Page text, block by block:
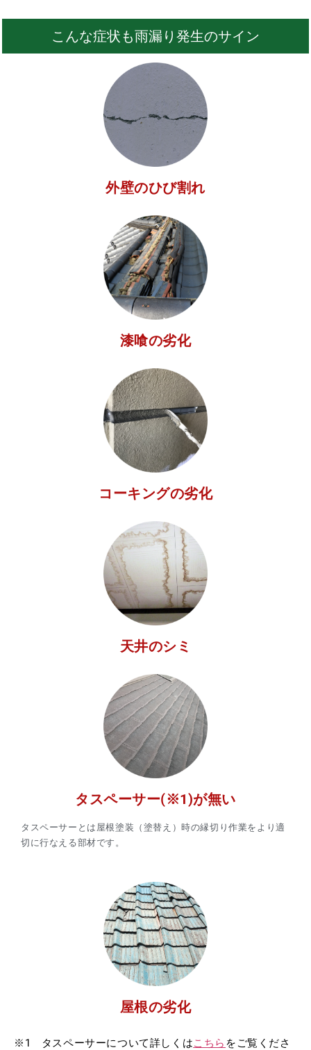
こんな症状も雨漏り発生のサイン
コーキングの劣化
漆喰の劣化
外壁のひび割れ
屋根の劣化
タスペーサー(※1)が無い
タスペーサーとは屋根塗装（塗替え）時の縁切り作業をより適
切に行なえる部材です。
天井のシミ
※1 タスペーサーについて詳しくはこちら をご覧くださ